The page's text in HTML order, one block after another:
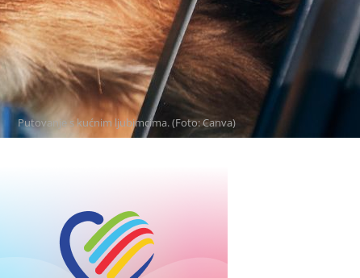
Putovanje s kućnim ljubimcima. (Foto: Canva)